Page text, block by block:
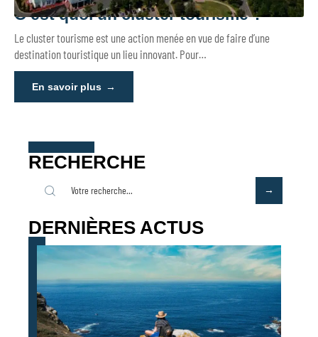
C’est quoi un cluster tourisme ?
Le cluster tourisme est une action menée en vue de faire d’une
destination touristique un lieu innovant. Pour…
En savoir plus
RECHERCHE
DERNIÈRES ACTUS